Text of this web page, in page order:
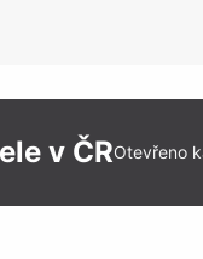
v ČROtevřeno